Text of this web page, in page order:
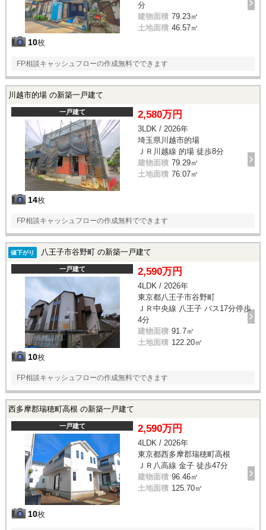
10枚
分
建物面積 79.23㎡
土地面積 46.57㎡
FP相談キャッシュフローの作成無料でできます
川越市的場 の新築一戸建て
一戸建て
14枚
2,580万円
3LDK / 2026年
埼玉県川越市的場
ＪＲ川越線 的場 徒歩8分
建物面積 79.29㎡
土地面積 76.07㎡
FP相談キャッシュフローの作成無料でできます
値下がり 八王子市谷野町 の新築一戸建て
一戸建て
10枚
2,590万円
4LDK / 2026年
東京都八王子市谷野町
ＪＲ中央線 八王子 バス17分停歩
4分
建物面積 91.7㎡
土地面積 122.20㎡
FP相談キャッシュフローの作成無料でできます
西多摩郡瑞穂町高根 の新築一戸建て
一戸建て
10枚
2,590万円
4LDK / 2026年
東京都西多摩郡瑞穂町高根
ＪＲ八高線 金子 徒歩47分
建物面積 96.46㎡
土地面積 125.70㎡